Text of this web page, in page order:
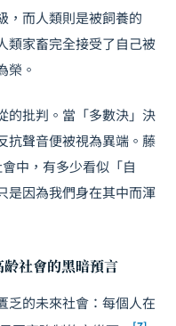
，而人類則是被飼養的
類家畜完全接受了自己被
榮。
的批判。當「多數決」決
抗聲音便被視為異端。藤
中，有多少看似「自
是因為我們身在其中而渾
社會的黑暗預言
乏的未來社會：每個人在